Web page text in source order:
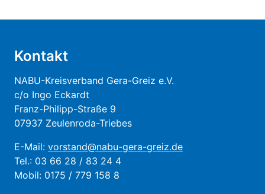
Kontakt
NABU-Kreisverband Gera-Greiz e.V.
c/o Ingo Eckardt
Franz-Philipp-Straße 9
07937 Zeulenroda-Triebes
E-Mail: vorstand@nabu-gera-greiz.de
Tel.: 03 66 28 / 83 24 4
Mobil: 0175 / 779 158 8